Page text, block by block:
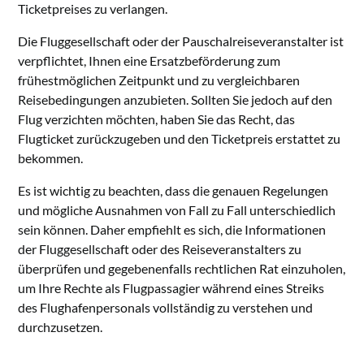
Ticketpreises zu verlangen.
Die Fluggesellschaft oder der Pauschalreiseveranstalter ist
verpflichtet, Ihnen eine Ersatzbeförderung zum
frühestmöglichen Zeitpunkt und zu vergleichbaren
Reisebedingungen anzubieten. Sollten Sie jedoch auf den
Flug verzichten möchten, haben Sie das Recht, das
Flugticket zurückzugeben und den Ticketpreis erstattet zu
bekommen.
Es ist wichtig zu beachten, dass die genauen Regelungen
und mögliche Ausnahmen von Fall zu Fall unterschiedlich
sein können. Daher empfiehlt es sich, die Informationen
der Fluggesellschaft oder des Reiseveranstalters zu
überprüfen und gegebenenfalls rechtlichen Rat einzuholen,
um Ihre Rechte als Flugpassagier während eines Streiks
des Flughafenpersonals vollständig zu verstehen und
durchzusetzen.